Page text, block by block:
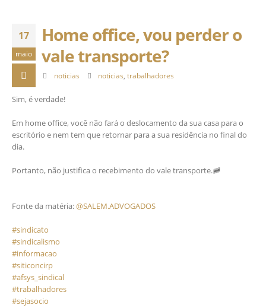
17
maio
Home office, vou perder o
vale transporte?
noticias noticias ,trabalhadores
Sim, é verdade!⠀
Em home office, você não fará o deslocamento da sua casa para o
escritório e nem tem que retornar para a sua residência no final do
dia.⠀
Portanto, não justifica o recebimento do vale transporte.🚞⠀
Fonte da matéria:@SALEM.ADVOGADOS
#sindicato
#sindicalismo
#informacao
#siticoncirp
#afsys_sindical
#trabalhadores
#sejasocio